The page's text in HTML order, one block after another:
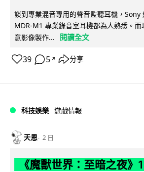
談到專業混音專用的聲音監聽耳機，Sony
MDR-M1 專業錄音室耳機都為人熟悉。而
意影像製作...
閱讀全文
39 5 ↗ 分享
科技娛樂 遊戲情報
天恩 2 日
《魔獸世界：至暗之夜》